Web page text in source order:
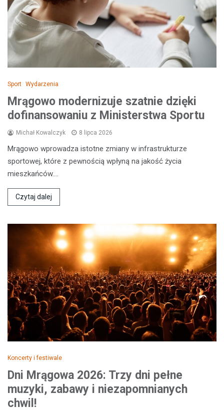
Sport Wydarzenia
Mrągowo modernizuje szatnie dzięki
dofinansowaniu z Ministerstwa Sportu
Michał Kowalczyk 8 lipca 2026
Mrągowo wprowadza istotne zmiany w infrastrukturze
sportowej, które z pewnością wpłyną na jakość życia
mieszkańców.…
Czytaj dalej
Koncerty i festiwale
Dni Mrągowa 2026: Trzy dni pełne
muzyki, zabawy i niezapomnianych
chwil!